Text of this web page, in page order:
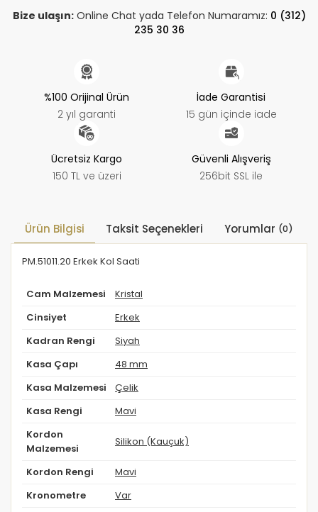
Bize ulaşın:Online Chat yada Telefon Numaramız: 0 (312)
235 30 36
%100 Orijinal Ürün
2 yıl garanti
İade Garantisi
15 gün içinde iade
Ücretsiz Kargo
150 TL ve üzeri
Güvenli Alışveriş
256bit SSL ile
Ürün Bilgisi Taksit Seçenekleri Yorumlar (0)
PM.51011.20 Erkek Kol Saati
Cam Malzemesi Kristal
Cinsiyet Erkek
Kadran Rengi Siyah
Kasa Çapı 48 mm
Kasa Malzemesi Çelik
Kasa Rengi Mavi
Kordon
Malzemesi
Silikon (Kauçuk)
Kordon Rengi Mavi
Kronometre Var